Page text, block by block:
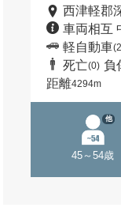
西津軽郡
車両相互
軽自動車
死亡(0) 負
距離4294m
45～54歳
他